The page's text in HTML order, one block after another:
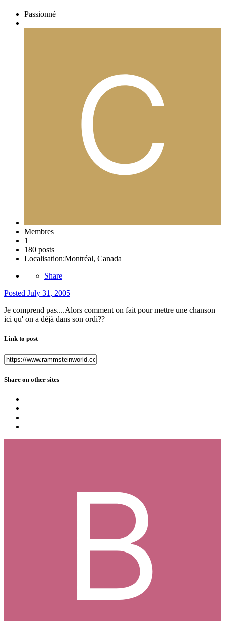
Passionné
Membres
1
180 posts
Localisation:Montréal, Canada
Share
Posted July 31, 2005
Je comprend pas....Alors comment on fait pour mettre une chanson
ici qu' on a déjà dans son ordi??
Link to post
Share on other sites